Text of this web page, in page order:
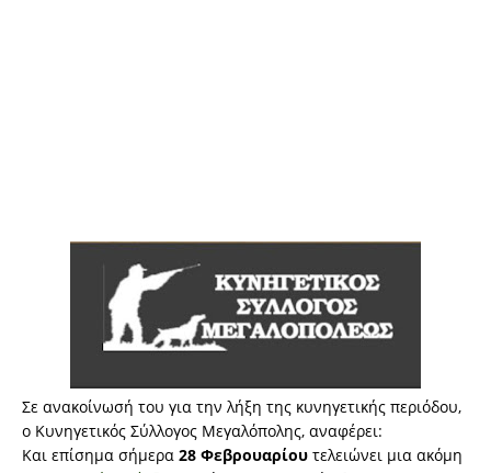
Σε ανακοίνωσή του για την λήξη της κυνηγετικής περιόδου,
ο Κυνηγετικός Σύλλογος Μεγαλόπολης, αναφέρει:
Και επίσημα σήμερα 28 Φεβρουαρίου τελειώνει μια ακόμη